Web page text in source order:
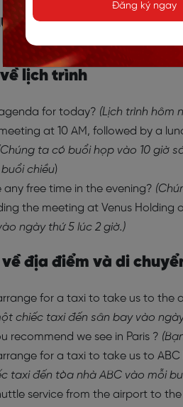
tiếng Anh giao
lịch trình
for today? (Lịch trình hôm
at 10 AM, followed by a
ta có buổi họp vào 10 giờ
chiều)
any free time in the evening?
the meeting at Venus Holding
ngày thứ 5 lúc 2 giờ.)
địa điểm và di
for a taxi to take us to the
chiếc taxi đến sân bay vào
recommend we see in Paris ?
for a taxi to take us to ABC
taxi đến tòa nhà ABC vào mỗi
service from the airport to
Đăng ký ngay